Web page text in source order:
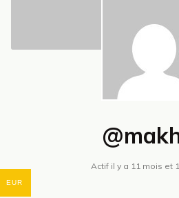
Actif il y a 11 mois et
EUR